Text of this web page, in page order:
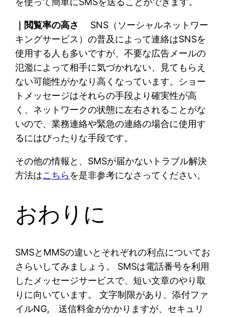
｜閲覧率の高さ
SNS（ソーシャルネットワー
キングサービス）の普及によって連絡はSNSを
使用する人も多いですが、不要な広告メールの
氾濫によって相手に気づかれない、見てもらえ
ない可能性がかなり高くなっています。ショー
トメッセージはそれらの手段より確実性が高
く、ネットワークの状態に左右されることがな
いので、業務連絡や緊急の連絡の場合に使用す
るにはぴったりな手段です。
その他の情報と、SMSが届かないトラブル解決
方法はこちらを是非参考になさってください。
おわりに
SMSとMMSの違いとそれぞれの利点についてお
さらいしてみましょう。 SMSは電話番号を利用
したメッセージサービスで、短い文章のやり取
りに向いています。 文字制限があり、添付ファ
イルNG, 送信料金がかかりますが、セキュリ